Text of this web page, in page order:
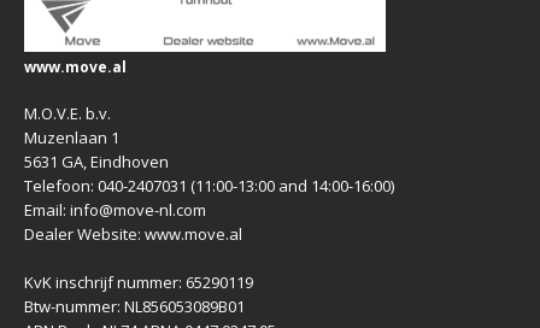
www.move.al
M.O.V.E. b.v.
Muzenlaan 1
5631 GA, Eindhoven
Telefoon: 040-2407031 (11:00-13:00 and 14:00-16:00)
Email: info@move-nl.com
Dealer Website: www.move.al
KvK inschrijf nummer: 65290119
Btw-nummer: NL856053089B01